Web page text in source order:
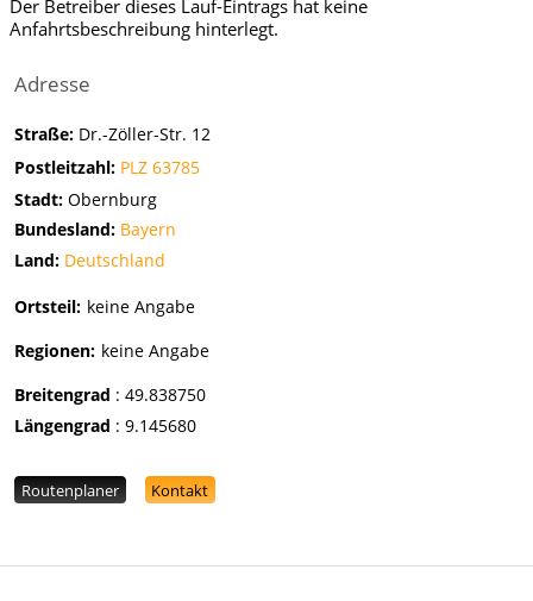
Der Betreiber dieses Lauf-Eintrags hat keine
Anfahrtsbeschreibung hinterlegt.
Adresse
Straße: Dr.-Zöller-Str. 12
Postleitzahl: PLZ 63785
Stadt: Obernburg
Bundesland: Bayern
Land: Deutschland
Ortsteil: keine Angabe
Regionen: keine Angabe
Breitengrad : 49.838750
Längengrad : 9.145680
Routenplaner Kontakt